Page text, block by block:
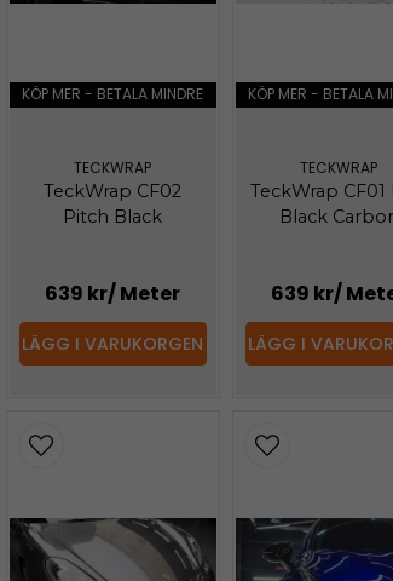
KÖP MER - BETALA MINDRE
TECKWRAP
TeckWrap CF02
Pitch Black
639 kr/ Meter
LÄGG I VARUKORGEN
KÖP MER - BETALA
TECKWRAP
TeckWrap CF01
Black
639 kr/
LÄGG I